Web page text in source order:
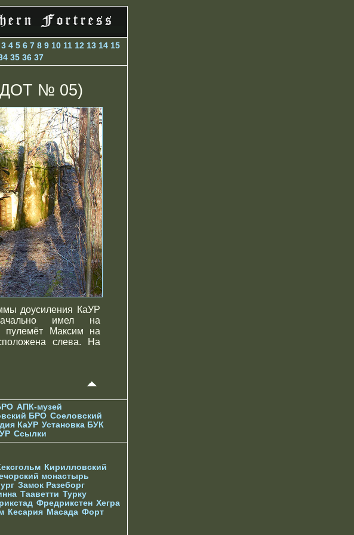
3 4 5 6 7 8 9 10 11 12 13 14 15
35 36 37
№ 05)
доусиления КаУР
имел на
пулемёт Максим на
слева. На
АПК-музей
БРО Соеловский
КаУР Установка БУК
Ссылки
Кирилловский
монастырь
Замок Разеборг
Тааветти Турку
Фредрикстен Хегра
Кесария Масада Форт